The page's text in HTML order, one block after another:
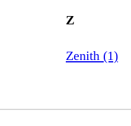
Z
Zenith (1)